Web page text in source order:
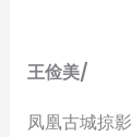
王俭美/
凤凰古城掠